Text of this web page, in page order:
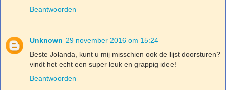
Beantwoorden
Unknown 29 november 2016 om 15:24
Beste Jolanda, kunt u mij misschien ook de lijst doorsturen?
vindt het echt een super leuk en grappig idee!
Beantwoorden